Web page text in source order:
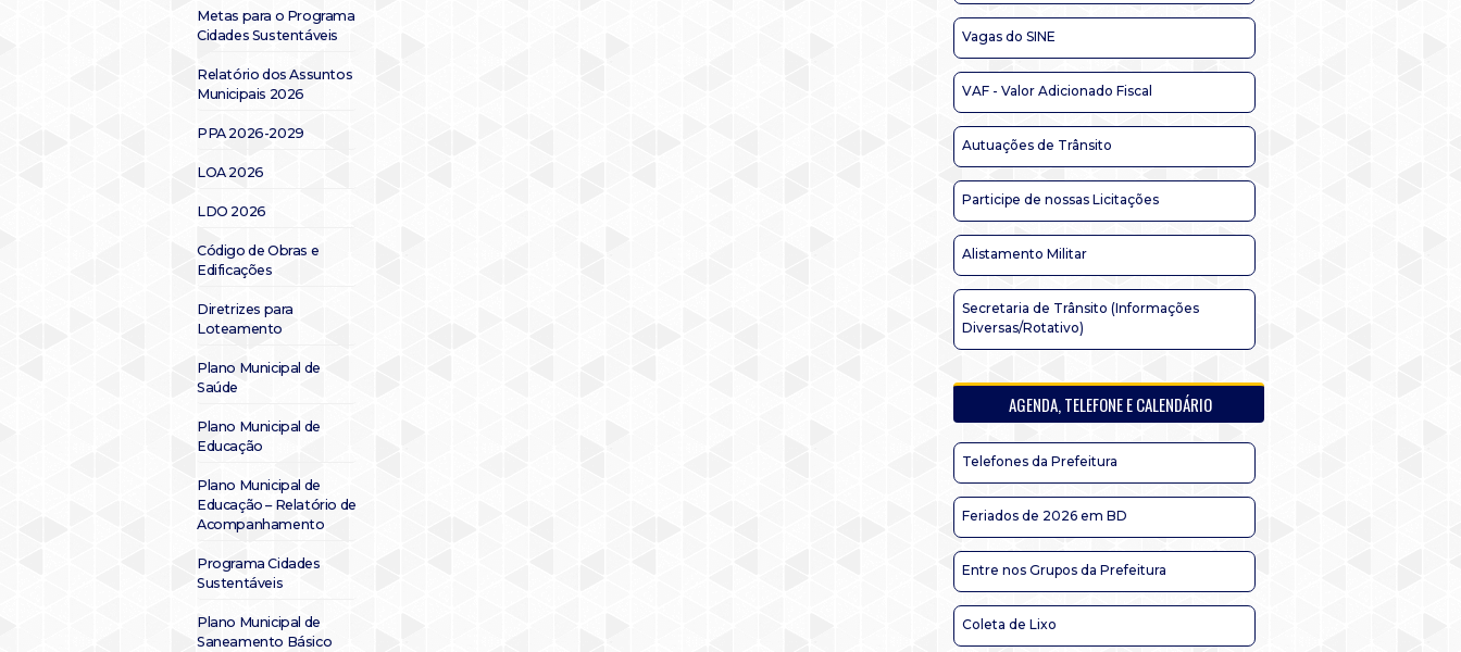
Metas para o Programa
Cidades Sustentáveis
Relatório dos Assuntos
Municipais 2026
PPA 2026-2029
LOA 2026
LDO 2026
Código de Obras e
Edificações
Diretrizes para
Loteamento
Plano Municipal de
Saúde
Plano Municipal de
Educação
Plano Municipal de
Educação – Relatório de
Acompanhamento
Programa Cidades
Sustentáveis
Plano Municipal de
Saneamento Básico
Vagas do SINE
VAF - Valor Adicionado Fiscal
Autuações de Trânsito
Participe de nossas Licitações
Alistamento Militar
Secretaria de Trânsito (Informações
Diversas/Rotativo)
AGENDA, TELEFONE E CALENDÁRIO
Telefones da Prefeitura
Feriados de 2026 em BD
Entre nos Grupos da Prefeitura
Coleta de Lixo